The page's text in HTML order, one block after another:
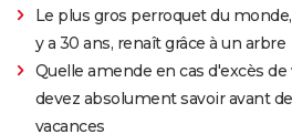
Le plus gros perroquet du
y a 30 ans, renaît grâce à un arbre
Quelle amende en cas d'excès de
devez absolument savoir avant
vacances